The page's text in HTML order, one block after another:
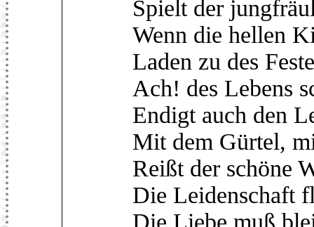
Spielt der
Wenn die hellen
Laden zu des
Ach! des Lebens
Endigt auch den
Mit dem Gürtel,
Reißt der schöne
Die Leidenschaft
Die Liebe muß